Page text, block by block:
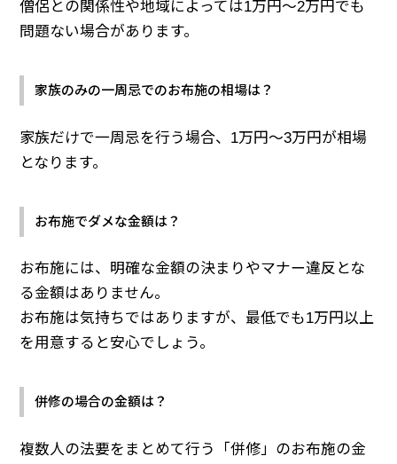
僧侶との関係性や地域によっては1万円～2万円でも
問題ない場合があります。
家族のみの一周忌でのお布施の相場は？
家族だけで一周忌を行う場合、1万円～3万円が相場
となります。
お布施でダメな金額は？
お布施には、明確な金額の決まりやマナー違反とな
る金額はありません。
お布施は気持ちではありますが、最低でも1万円以上
を用意すると安心でしょう。
併修の場合の金額は？
複数人の法要をまとめて行う「併修」のお布施の金